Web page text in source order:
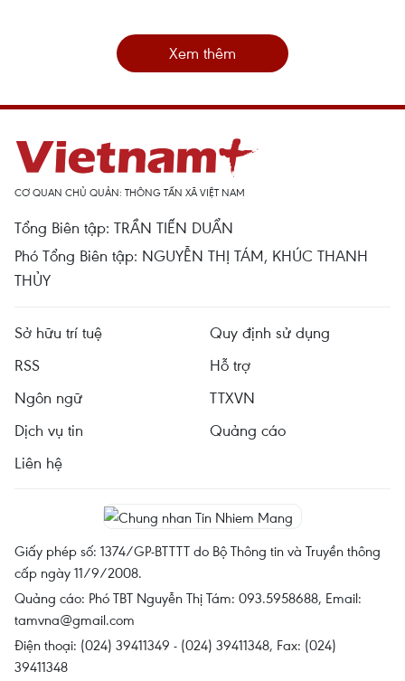
Xem thêm
CƠ QUAN CHỦ QUẢN: THÔNG TẤN XÃ VIỆT NAM
Tổng Biên tập: TRẦN TIẾN DUẨN
Phó Tổng Biên tập: NGUYỄN THỊ TÁM, KHÚC THANH
THỦY
Sở hữu trí tuệ
Quy định sử dụng
RSS
Hỗ trợ
Ngôn ngữ
TTXVN
Dịch vụ tin
Quảng cáo
Liên hệ
Giấy phép số: 1374/GP-BTTTT do Bộ Thông tin và Truyền thông
cấp ngày 11/9/2008.
Quảng cáo: Phó TBT Nguyễn Thị Tám: 093.5958688, Email:
tamvna@gmail.com
Điện thoại: (024) 39411349 - (024) 39411348, Fax: (024)
39411348